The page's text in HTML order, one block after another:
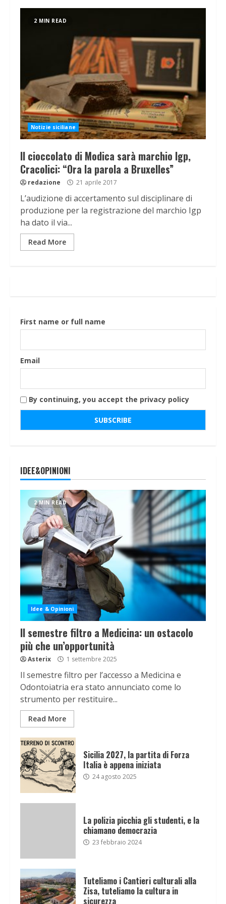
2 MIN READ
Notizie siciliane
Il cioccolato di Modica sarà marchio Igp,
Cracolici: “Ora la parola a Bruxelles”
redazione 21 aprile 2017
L’audizione di accertamento sul disciplinare di
produzione per la registrazione del marchio Igp
ha dato il via...
Read More
First name or full name
Email
By continuing, you accept the privacy policy
IDEE&OPINIONI
2 MIN READ
Idee & Opinioni
Il semestre filtro a Medicina: un ostacolo
più che un’opportunità
Asterix 1 settembre 2025
Il semestre filtro per l’accesso a Medicina e
Odontoiatria era stato annunciato come lo
strumento per restituire...
Read More
Sicilia 2027, la partita di Forza
Italia è appena iniziata
24 agosto 2025
La polizia picchia gli studenti, e la
chiamano democrazia
23 febbraio 2024
Tuteliamo i Cantieri culturali alla
Zisa, tuteliamo la cultura in
sicurezza